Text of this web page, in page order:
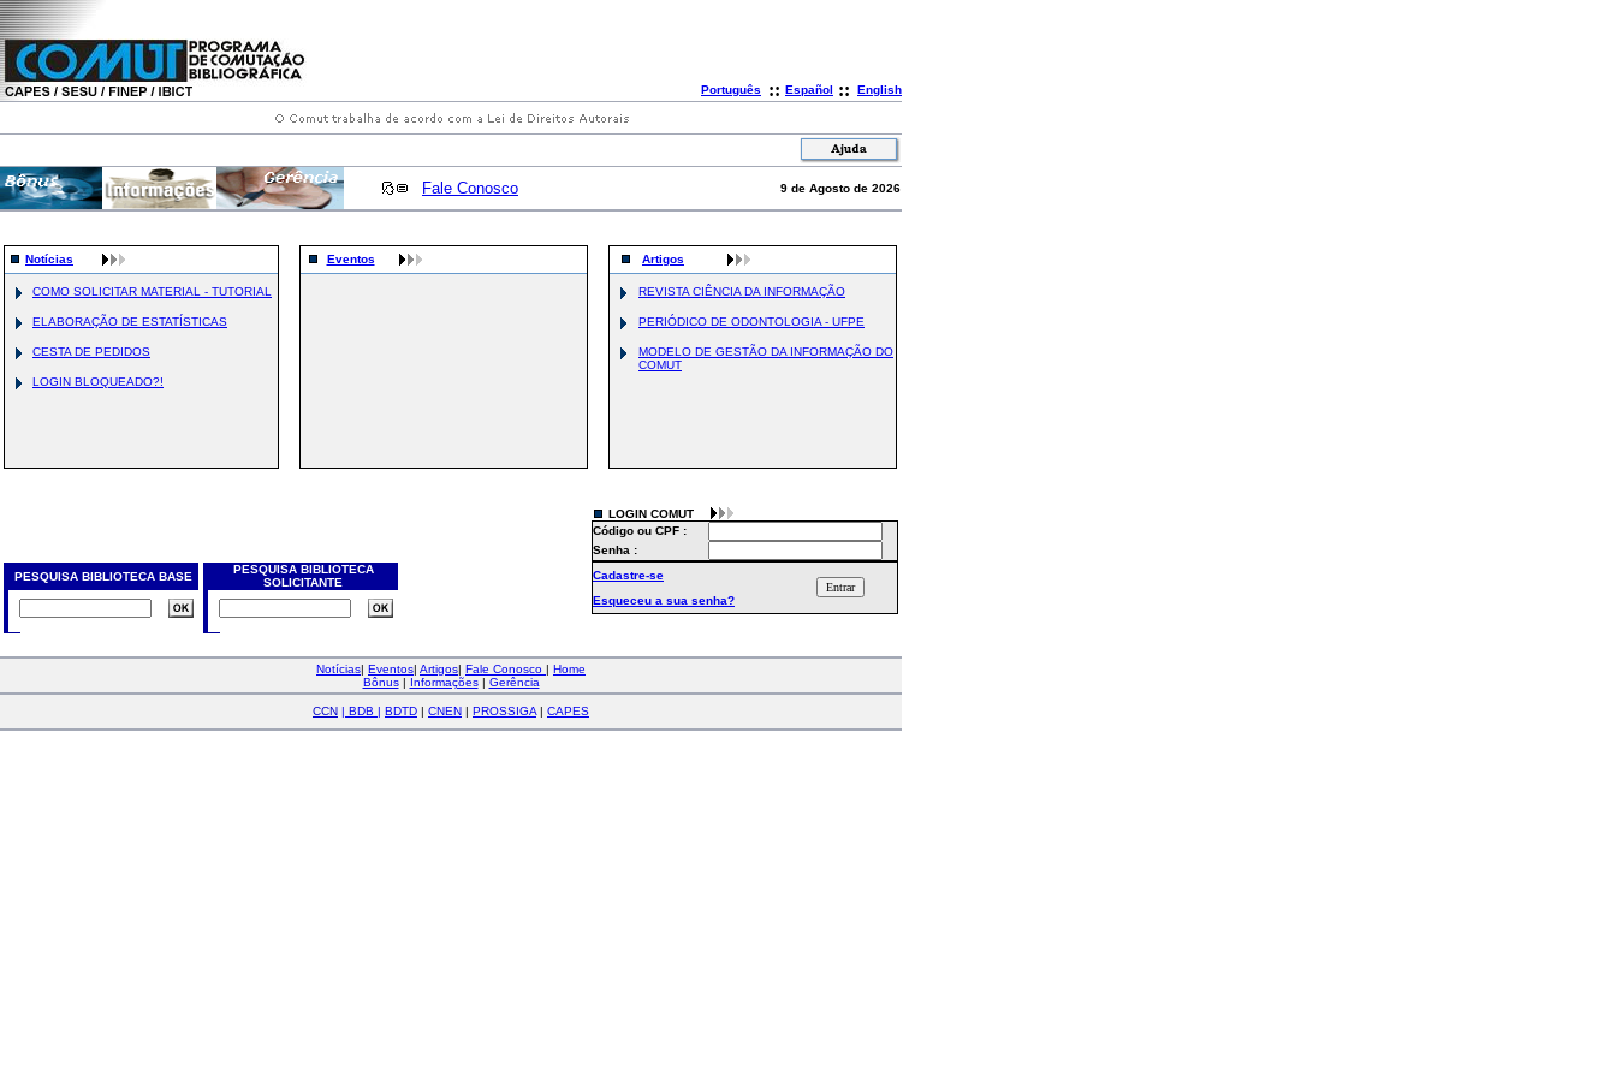
Português :: Español :: English
Fale Conosco 9 de Agosto de 2026
Notícias
COMO SOLICITAR MATERIAL - TUTORIAL
ELABORAÇÃO DE ESTATÍSTICAS
CESTA DE PEDIDOS
LOGIN BLOQUEADO?!
Eventos Artigos
REVISTA CIÊNCIA DA INFORMAÇÃO
PERIÓDICO DE ODONTOLOGIA - UFPE
MODELO DE GESTÃO DA INFORMAÇÃO DO
COMUT
PESQUISA BIBLIOTECA BASE
PESQUISA BIBLIOTECA
SOLICITANTE
LOGIN COMUT
Código ou CPF :
Senha :
Cadastre-se
Esqueceu a sua senha?
Notícias| Eventos| Artigos| Fale Conosco | Home
Bônus| Informações| Gerência
CCN | BDB | BDTD | CNEN | PROSSIGA | CAPES